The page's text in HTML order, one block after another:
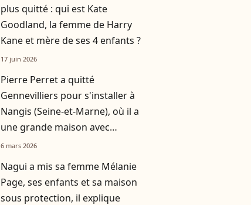
plus quitté : qui est Kate
Goodland, la femme de Harry
Kane et mère de ses 4 enfants ?
17 juin 2026
Pierre Perret a quitté
Gennevilliers pour s'installer à
Nangis (Seine-et-Marne), où il a
une grande maison avec
piscine
6 mars 2026
Nagui a mis sa femme Mélanie
Page, ses enfants et sa maison
sous protection, il explique